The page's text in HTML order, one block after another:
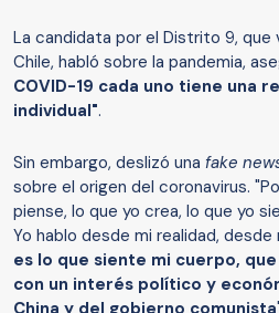
La candidata por el Distrito 9, que
Chile, habló sobre la pandemia,
COVID-19 cada uno tiene una
individual".
Sin embargo, deslizó una fake
sobre el origen del coronavirus.
piense, lo que yo crea, lo que yo
Yo hablo desde mi realidad, desde
es lo que siente mi cuerpo,
con un interés político y